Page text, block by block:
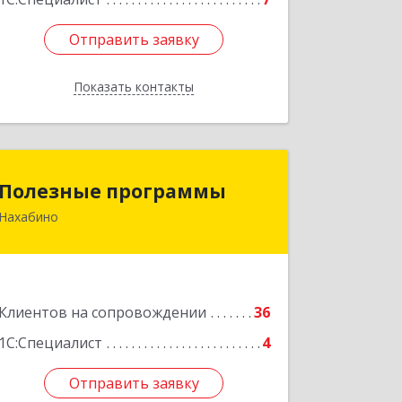
Отправить заявку
Показать контакты
Отправить заявку
Назад
Полезные программы
Нахабино
Клиентов на сопровождении
36
1С:Специалист
4
Отправить заявку
Подробнее
Отправить заявку